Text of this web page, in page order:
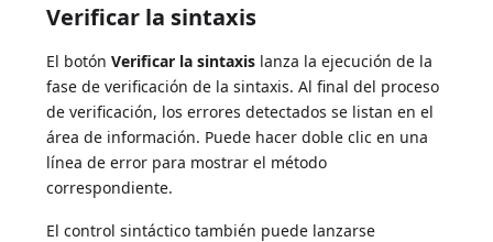
Verificar la sintaxis
El botónVerificar la sintaxis lanza la ejecución de la
fase de verificación de la sintaxis. Al final del proceso
de verificación, los errores detectados se listan en el
área de información. Puede hacer doble clic en una
línea de error para mostrar el método
correspondiente.
El control sintáctico también puede lanzarse